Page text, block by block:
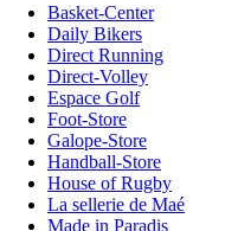
Basket-Center
Daily Bikers
Direct Running
Direct-Volley
Espace Golf
Foot-Store
Galope-Store
Handball-Store
House of Rugby
La sellerie de Maé
Made in Paradis